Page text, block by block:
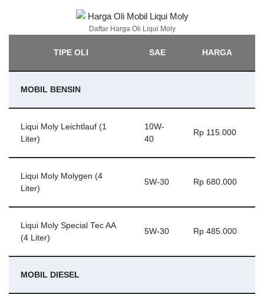
Daftar Harga Oli Liqui Moly
TIPE OLI SAE HARGA
MOBIL BENSIN
Liqui Moly Leichtlauf (1
Liter)
10W-
40
Rp 115.000
Liqui Moly Molygen (4
Liter)
5W-30 Rp 680.000
Liqui Moly Special Tec AA
(4 Liter)
5W-30 Rp 485.000
MOBIL DIESEL